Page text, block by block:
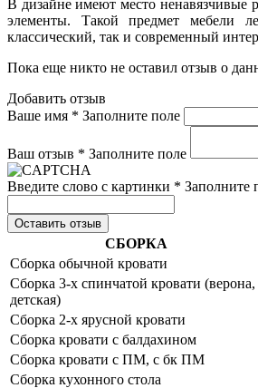
В дизайне имеют место ненавязчивые
элементы. Такой предмет мебели
классический, так и современный
Пока еще никто не оставил отзыв о
Добавить отзыв
Ваше имя * Заполните поле
Ваш отзыв * Заполните поле
Введите слово с картинки * Заполните
Оставить отзыв
СБОРКА
Сборка обычной кровати
Сборка 3-х спинчатой кровати (верона,
детская)
Сборка 2-х ярусной кровати
Сборка кровати с балдахином
Сборка кровати с ПМ, с бк ПМ
Сборка кухонного стола